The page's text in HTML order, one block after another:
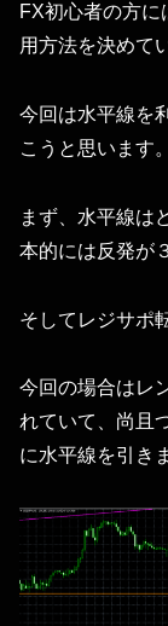
FX初心者の方
用方法を決めて
今回は水平線を
こうと思います。
まず、水平線は
本的には反発が
そしてレジサポ
今回の場合はレ
れていて、尚且
に水平線を引き